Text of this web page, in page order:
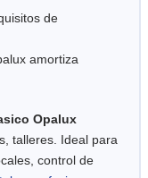
de
amortiza
Opalux
talleres. Ideal para
control de